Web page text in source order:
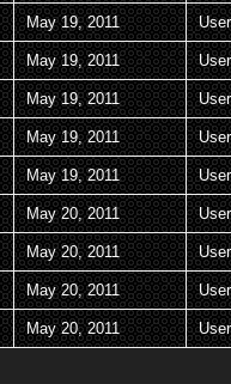
May 19, 2011 User
May 19, 2011 User
May 19, 2011 User
May 19, 2011 User
May 19, 2011 User
May 20, 2011 User
May 20, 2011 User
May 20, 2011 User
May 20, 2011 User